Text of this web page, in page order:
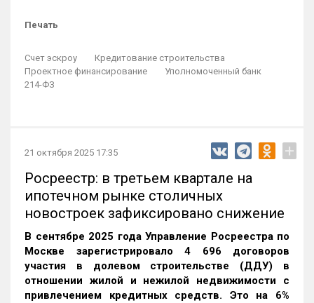
Печать
Счет эскроу
Кредитование строительства
Проектное финансирование
Уполномоченный банк
214-ФЗ
21 октября 2025 17:35 +
Росреестр: в третьем квартале на
ипотечном рынке столичных
новостроек зафиксировано снижение
В сентябре 2025 года Управление Росреестра по
Москве зарегистрировало 4 696 договоров
участия в долевом строительстве (ДДУ) в
отношении жилой и нежилой недвижимости с
привлечением кредитных средств. Это на 6%